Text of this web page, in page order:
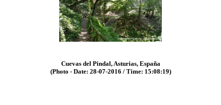
Cuevas del Pindal, Asturias, España
(Photo - Date: 28-07-2016 / Time: 15:08:19)